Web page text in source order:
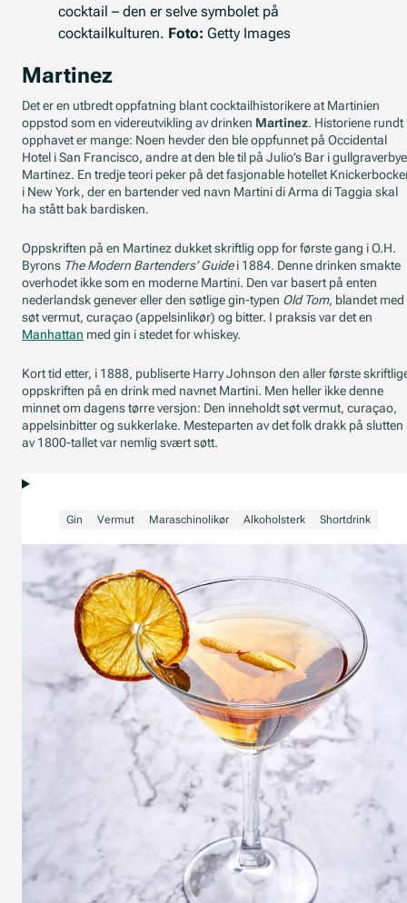
cocktail – den er selve symbolet på
cocktailkulturen. Foto: Getty Images
Martinez
Det er en utbredt oppfatning blant cocktailhistorikere at Martinien
oppstod som en videreutvikling av drinken Martinez. Historiene rundt
opphavet er mange: Noen hevder den ble oppfunnet på Occidental
Hotel i San Francisco, andre at den ble til på Julio’s Bar i
Martinez. En tredje teori peker på det fasjonable hotellet
i New York, der en bartender ved navn Martini di Arma di Taggia skal
ha stått bak bardisken.
Oppskriften på en Martinez dukket skriftlig opp for første gang i O.H.
Byrons The Modern Bartenders’ Guidei 1884. Denne drinken smakte
overhodet ikke som en moderne Martini. Den var basert på enten
nederlandsk genever eller den søtlige gin-typen Old Tom, blandet med
søt vermut, curaçao (appelsinlikør) og bitter. I praksis var det en
Manhattan med gin i stedet for whiskey.
Kort tid etter, i 1888, publiserte Harry Johnson den aller første
oppskriften på en drink med navnet Martini. Men heller ikke denne
minnet om dagens tørre versjon: Den inneholdt søt vermut, curaçao,
appelsinbitter og sukkerlake. Mesteparten av det folk drakk på slutten
av 1800-tallet var nemlig svært søtt.
Gin Vermut Maraschinolikør Alkoholsterk Shortdrink